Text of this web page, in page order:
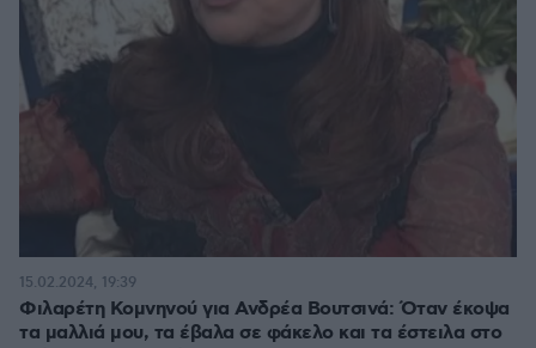
Φιλαρέτη Κομνηνού για Ανδρέα Βουτσινά: Όταν έκοψα
τα μαλλιά μου, τα έβαλα σε φάκελο και τα έστειλα στο
15.02.2024, 19:39